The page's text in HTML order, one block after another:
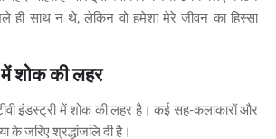
ही साथ न थे, लेकिन वो हमेशा मेरे जीवन का हिस्सा
में शोक की लहर
इंडस्ट्री में शोक की लहर है। कई सह-कलाकारों और
के जरिए श्रद्धांजलि दी है।